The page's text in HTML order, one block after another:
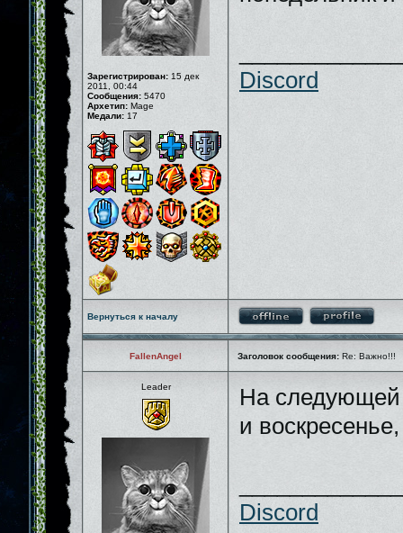
Зарегистрирован: 15 дек
2011, 00:44
Сообщения: 5470
Архетип: Mage
Медали: 17
Discord
Вернуться к началу
FallenAngel Заголовок сообщения: Re: Важно!!!
Leader
На следующей
и
Discord